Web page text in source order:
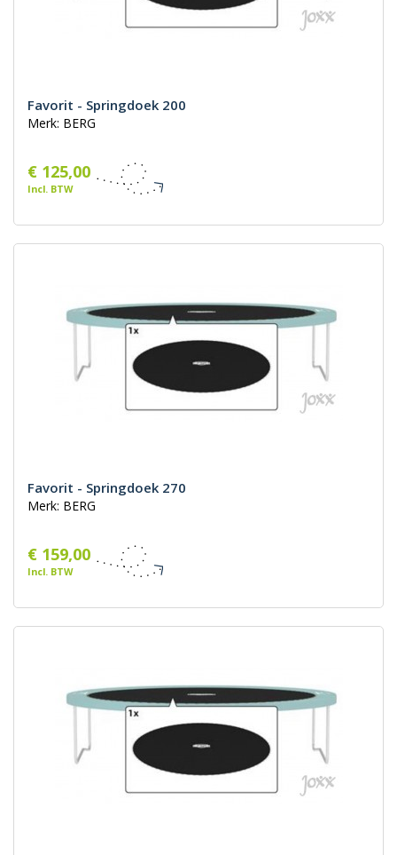
Favorit - Springdoek 200
Merk: BERG
€ 125,00
Incl. BTW
Favorit - Springdoek 270
Merk: BERG
€ 159,00
Incl. BTW